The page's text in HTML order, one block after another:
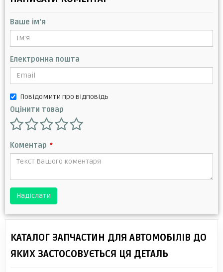
Ваше ім'я
Електронна пошта
Повідомити про відповідь
Оцінити товар
Коментар *
Надіслати
КАТАЛОГ ЗАПЧАСТИН ДЛЯ АВТОМОБІЛІВ ДО
ЯКИХ ЗАСТОСОВУЄТЬСЯ ЦЯ ДЕТАЛЬ